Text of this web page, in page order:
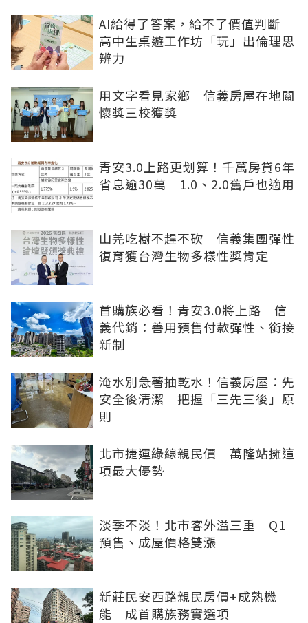
AI給得了答案，給不了價值判斷
高中生桌遊工作坊「玩」出倫理思
辨力
用文字看見家鄉 信義房屋在地關
懷獎三校獲獎
青安3.0上路更划算！千萬房貸6年
省息逾30萬 1.0、2.0舊戶也適用
山羌吃樹不趕不砍 信義集團彈性
復育獲台灣生物多樣性獎肯定
首購族必看！青安3.0將上路 信
義代銷：善用預售付款彈性、銜接
新制
淹水別急著抽乾水！信義房屋：先
安全後清潔 把握「三先三後」原
則
北市捷運綠線親民價 萬隆站擁這
項最大優勢
淡季不淡！北市客外溢三重 Q1
預售、成屋價格雙漲
新莊民安西路親民房價+成熟機
能 成首購族務實選項